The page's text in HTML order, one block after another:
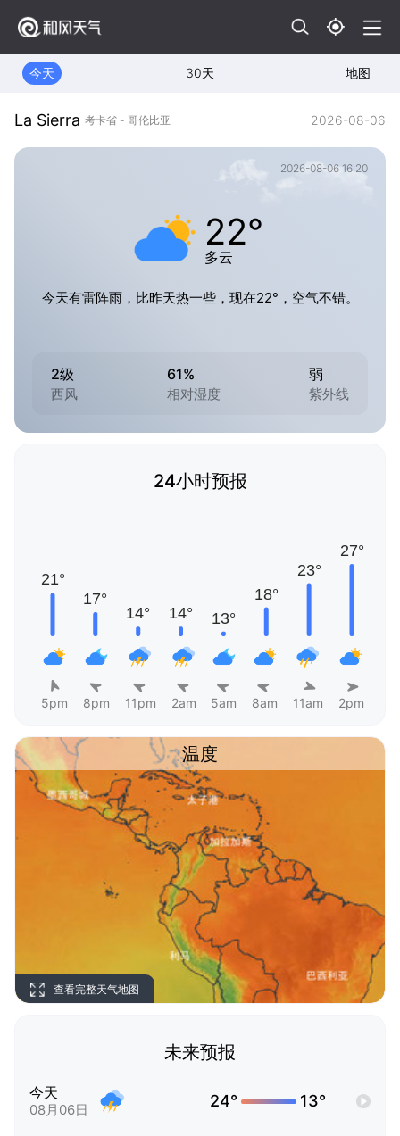
今天 30天 地图
La Sierra 考卡省 - 哥伦比亚 2026-08-06
2026-08-06 16:20
22°
多云
今天有雷阵雨，比昨天热一些，现在22°，空气不错。
2级
西风
61%
相对湿度
弱
紫外线
24小时预报
5pm 8pm 11pm 2am 5am 8am 11am 2pm
温度
查看完整天气地图
未来预报
今天
08月06日 24° 13°